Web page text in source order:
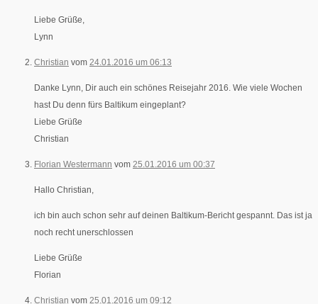
Liebe Grüße,
Lynn
Christian vom 24.01.2016 um 06:13
Danke Lynn, Dir auch ein schönes Reisejahr 2016. Wie viele Wochen
hast Du denn fürs Baltikum eingeplant?
Liebe Grüße
Christian
Florian Westermann vom 25.01.2016 um 00:37
Hallo Christian,
ich bin auch schon sehr auf deinen Baltikum-Bericht gespannt. Das ist ja
noch recht unerschlossen
Liebe Grüße
Florian
Christian vom 25.01.2016 um 09:12